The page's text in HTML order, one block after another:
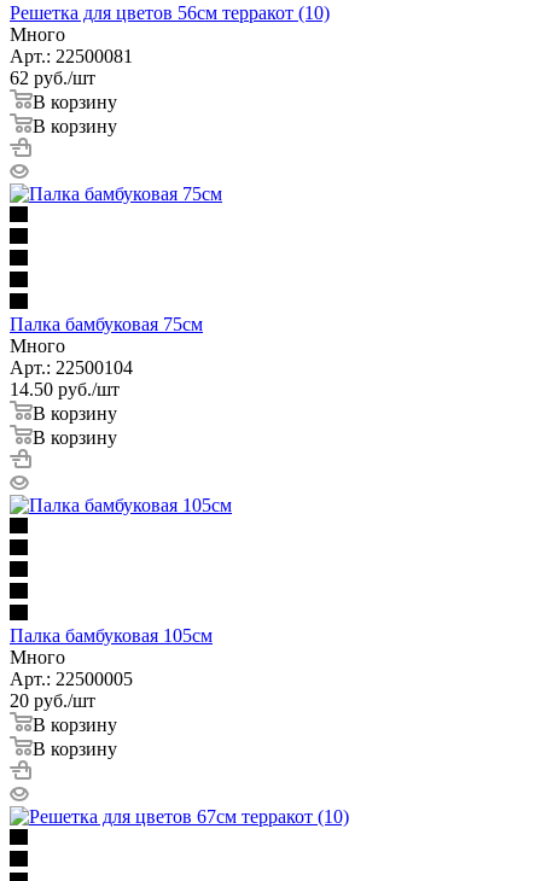
Решетка для цветов 56см терракот (10)
Много
Арт.: 22500081
62 руб./шт
В корзину
В корзину
Палка бамбуковая 75см
Много
Арт.: 22500104
14.50 руб./шт
В корзину
В корзину
Палка бамбуковая 105см
Много
Арт.: 22500005
20 руб./шт
В корзину
В корзину